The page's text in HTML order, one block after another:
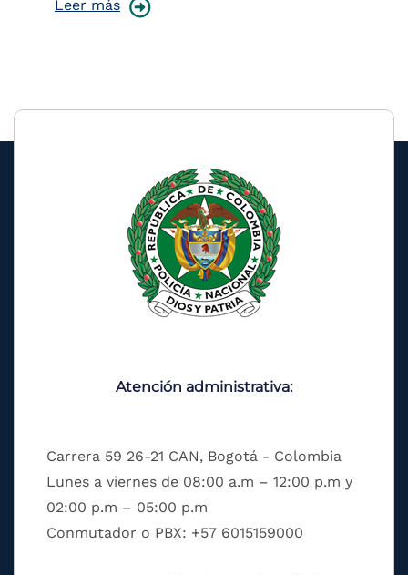
Leer más
Atención administrativa:
Carrera 59 26-21 CAN, Bogotá - Colombia
Lunes a viernes de 08:00 a.m – 12:00 p.m y
02:00 p.m – 05:00 p.m
Conmutador o PBX: +57 6015159000